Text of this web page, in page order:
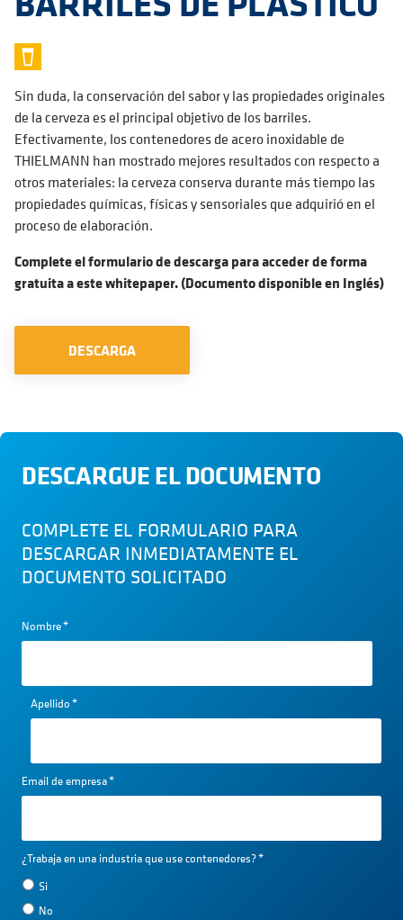
Sin duda, la conservación del sabor y las propiedades originales
de la cerveza es el principal objetivo de los barriles.
Efectivamente, los contenedores de acero inoxidable de
THIELMANN han mostrado mejores resultados con respecto a
otros materiales: la cerveza conserva durante más tiempo las
propiedades químicas, físicas y sensoriales que adquirió en el
proceso de elaboración.
Complete el formulario de descarga para acceder de forma
gratuita a este whitepaper. (Documento disponible en Inglés)
DESCARGA
DESCARGUE EL DOCUMENTO
COMPLETE EL FORMULARIO PARA
DESCARGAR INMEDIATAMENTE EL
DOCUMENTO SOLICITADO
Nombre*
Apellido*
Email de empresa*
¿Trabaja en una industria que use contenedores?*
Si
No